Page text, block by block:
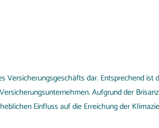
dar. Entsprechend
Aufgrund der
Einfluss auf die Erreichung der